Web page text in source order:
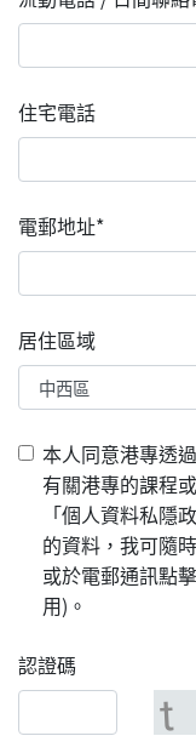
住宅電話
電郵地址*
居住區域
本人同意港專透
有關港專的課程
「個人資料私隱
的資料，我可隨
或於電郵通訊點
用)。
認證碼